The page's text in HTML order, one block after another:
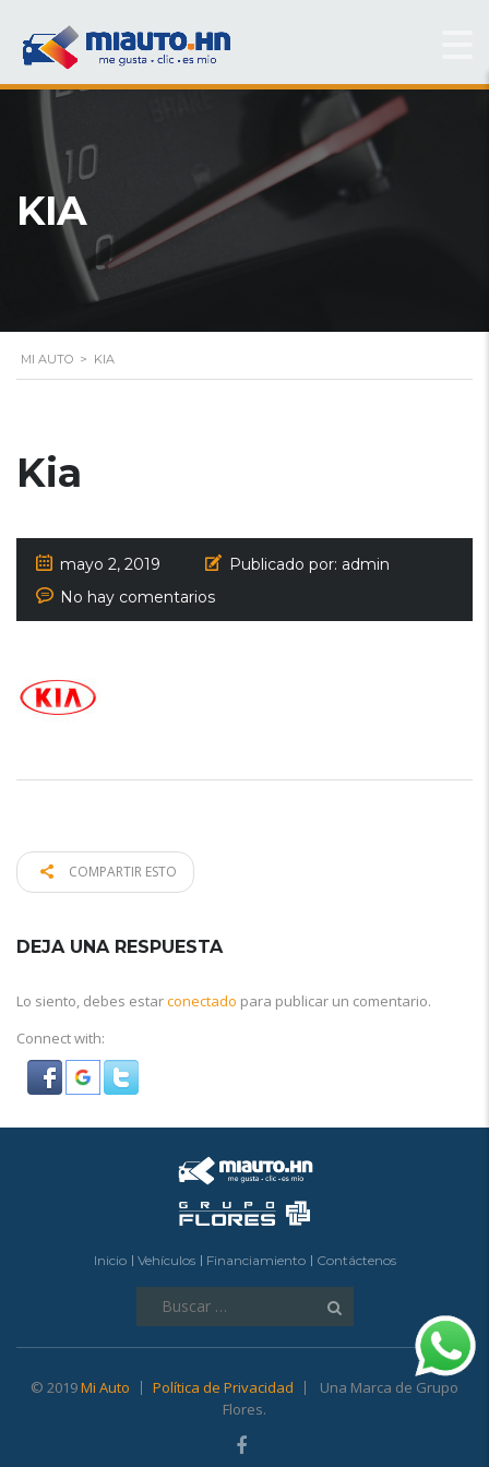
KIA
MI AUTO > KIA
Kia
mayo 2, 2019 Publicado por: admin
No hay comentarios
COMPARTIR ESTO
DEJA UNA RESPUESTA
Lo siento, debes estarconectado para publicar un comentario.
Connect with:
Inicio Vehículos Financiamiento Contáctenos
© 2019Mi Auto Política de Privacidad
Una Marca de Grupo
Flores.